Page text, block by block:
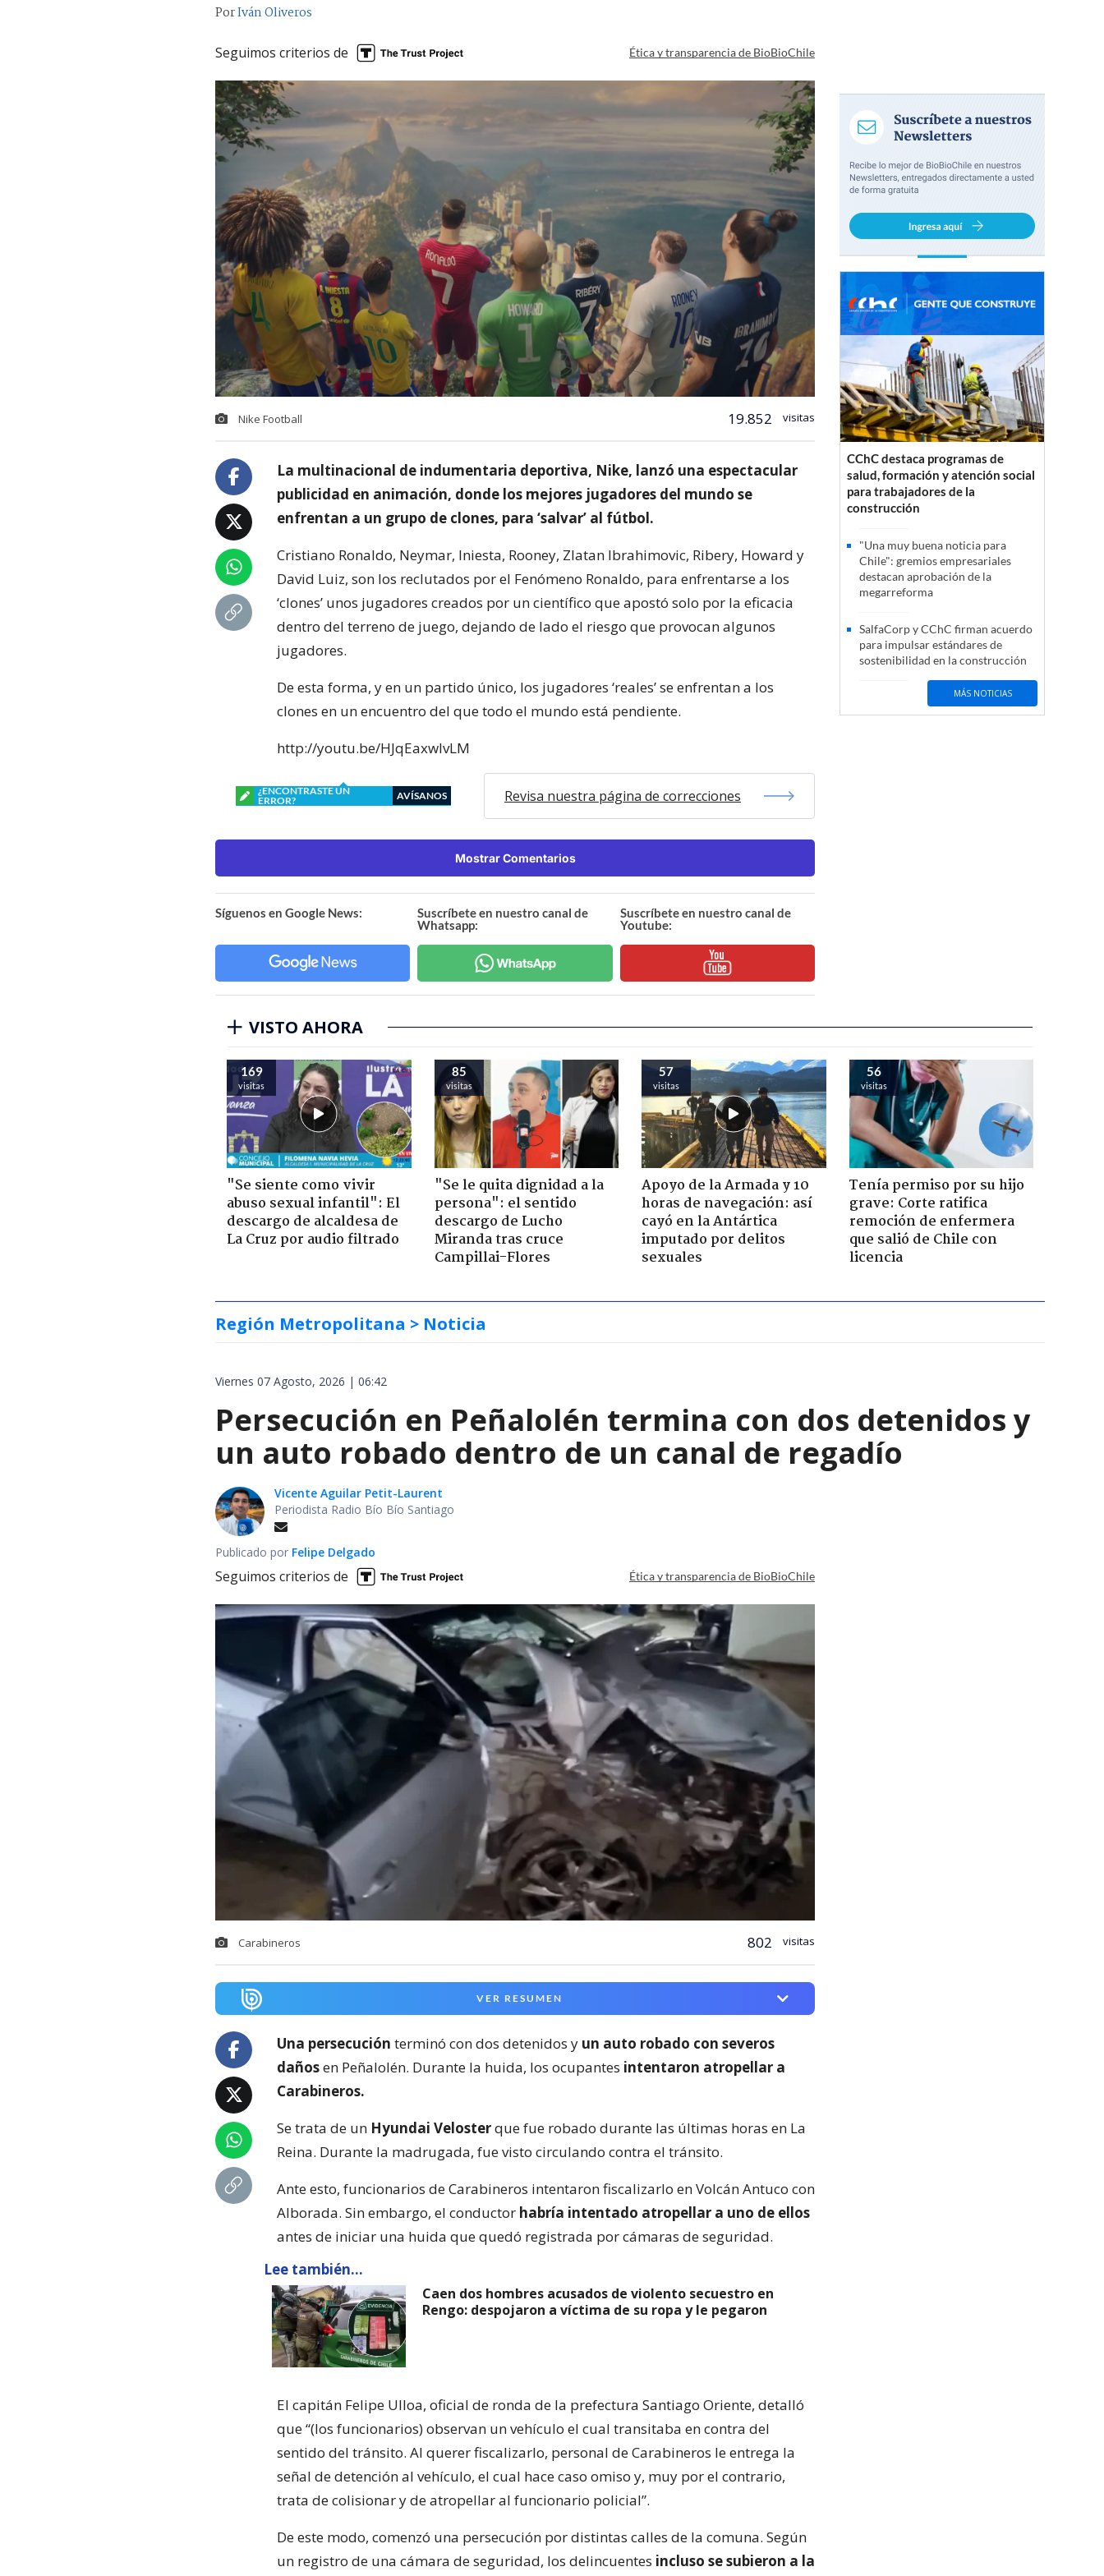
PorIván Oliveros
Seguimos criterios de Ética y transparencia de BioBioChile
Nike Football 19.852 visitas
La multinacional de indumentaria deportiva, Nike, lanzó una espectacular
publicidad en animación, donde los mejores jugadores del mundo se
enfrentan a un grupo de clones, para ‘salvar’ al fútbol.
Cristiano Ronaldo, Neymar, Iniesta, Rooney, Zlatan Ibrahimovic, Ribery, Howard y
David Luiz, son los reclutados por el Fenómeno Ronaldo, para enfrentarse a los
‘clones’ unos jugadores creados por un científico que apostó solo por la eficacia
dentro del terreno de juego, dejando de lado el riesgo que provocan algunos
jugadores.
De esta forma, y en un partido único, los jugadores ‘reales’ se enfrentan a los
clones en un encuentro del que todo el mundo está pendiente.
http://youtu.be/HJqEaxwlvLM
¿ENCONTRASTE UN
ERROR?
AVÍSANOS Revisa nuestra página de correcciones
Mostrar Comentarios
Síguenos en Google News:
Suscríbete en nuestro canal de
Whatsapp:
Suscríbete en nuestro canal de
Youtube:
CChC destaca programas de
salud, formación y atención social
para trabajadores de la
construcción
"Una muy buena noticia para
Chile": gremios empresariales
destacan aprobación de la
megarreforma
SalfaCorp y CChC firman acuerdo
para impulsar estándares de
sostenibilidad en la construcción
MÁS NOTICIAS
VISTO AHORA
169
visitas
"Se siente como vivir
abuso sexual infantil": El
descargo de alcaldesa de
La Cruz por audio filtrado
85
visitas
"Se le quita dignidad a la
persona": el sentido
descargo de Lucho
Miranda tras cruce
Campillai-Flores
57
visitas
Apoyo de la Armada y 10
horas de navegación: así
cayó en la Antártica
imputado por delitos
sexuales
56
visitas
Tenía permiso por su hijo
grave: Corte ratifica
remoción de enfermera
que salió de Chile con
licencia
Región Metropolitana > Noticia
Viernes 07 Agosto, 2026 | 06:42
Persecución en Peñalolén termina con dos detenidos y
un auto robado dentro de un canal de regadío
Vicente Aguilar Petit-Laurent
Periodista Radio Bío Bío Santiago
Publicado por Felipe Delgado
Seguimos criterios de Ética y transparencia de BioBioChile
Carabineros 802 visitas
VER RESUMEN
Una persecución terminó con dos detenidos y un auto robado con severos
dañosen Peñalolén. Durante la huida, los ocupantes intentaron atropellar a
Carabineros.
Se trata de un Hyundai Velosterque fue robado durante las últimas horas en La
Reina. Durante la madrugada, fue visto circulando contra el tránsito.
Ante esto, funcionarios de Carabineros intentaron fiscalizarlo en Volcán Antuco con
Alborada. Sin embargo, el conductor habría intentado atropellar a uno de ellos
antes de iniciar una huida que quedó registrada por cámaras de seguridad.
Lee también...
Caen dos hombres acusados de violento secuestro en
Rengo: despojaron a víctima de su ropa y le pegaron
El capitán Felipe Ulloa, oficial de ronda de la prefectura Santiago Oriente, detalló
que “(los funcionarios) observan un vehículo el cual transitaba en contra del
sentido del tránsito. Al querer fiscalizarlo, personal de Carabineros le entrega la
señal de detención al vehículo, el cual hace caso omiso y, muy por el contrario,
trata de colisionar y de atropellar al funcionario policial”.
De este modo, comenzó una persecución por distintas calles de la comuna. Según
un registro de una cámara de seguridad, los delincuentes incluso se subieron a la